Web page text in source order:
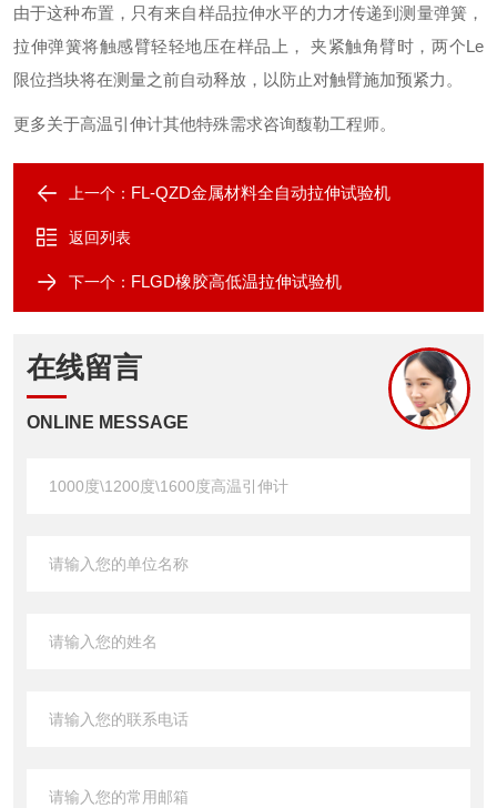
由于这种布置，只有来自样品拉伸水平的力才传递到测量弹簧，
拉伸弹簧将触感臂轻轻地压在样品上，
夹紧触角臂时，两个Le
限位挡块将在测量之前自动释放，以防止对触臂施加预紧力。
更多关于高温引伸计其他特殊需求咨询馥勒工程师。
上一个： FL-QZD金属材料全自动拉伸试验机
返回列表
下一个： FLGD橡胶高低温拉伸试验机
在线留言
ONLINE MESSAGE